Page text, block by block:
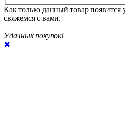
Как только данный товар появится
свяжемся с вами.
Удачных покупок!
✖